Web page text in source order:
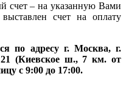
счет – на указанную Вами
счет на оплату
по адресу г. Москва, г.
(Киевское ш., 7 км. от
с 9:00 до 17:00.